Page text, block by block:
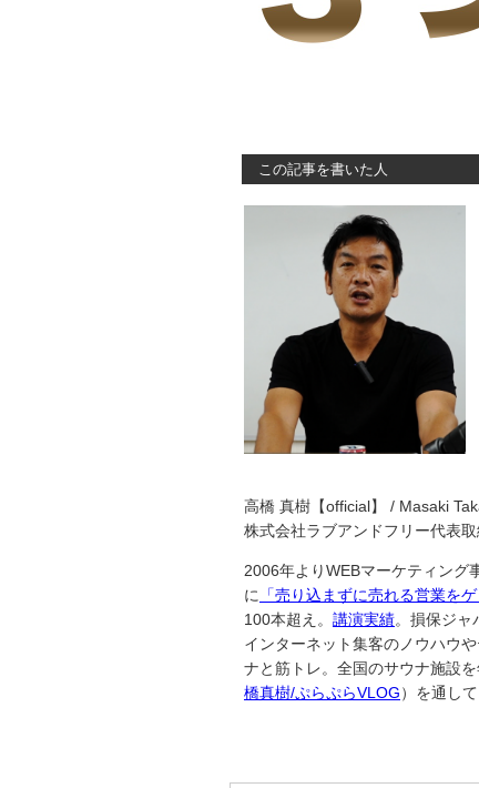
この記事を書いた人
高橋 真樹【official】 / Masaki
株式会社ラブアンドフリー代表
2006年よりWEBマーケティング
に
「売り込まずに売れる営業をゲ
100本超え。 講演実績。損保ジャ
インターネット集客のノウハウ
ナと筋トレ。全国のサウナ施設
橋真樹/ぷらぷらVLOG）を通し